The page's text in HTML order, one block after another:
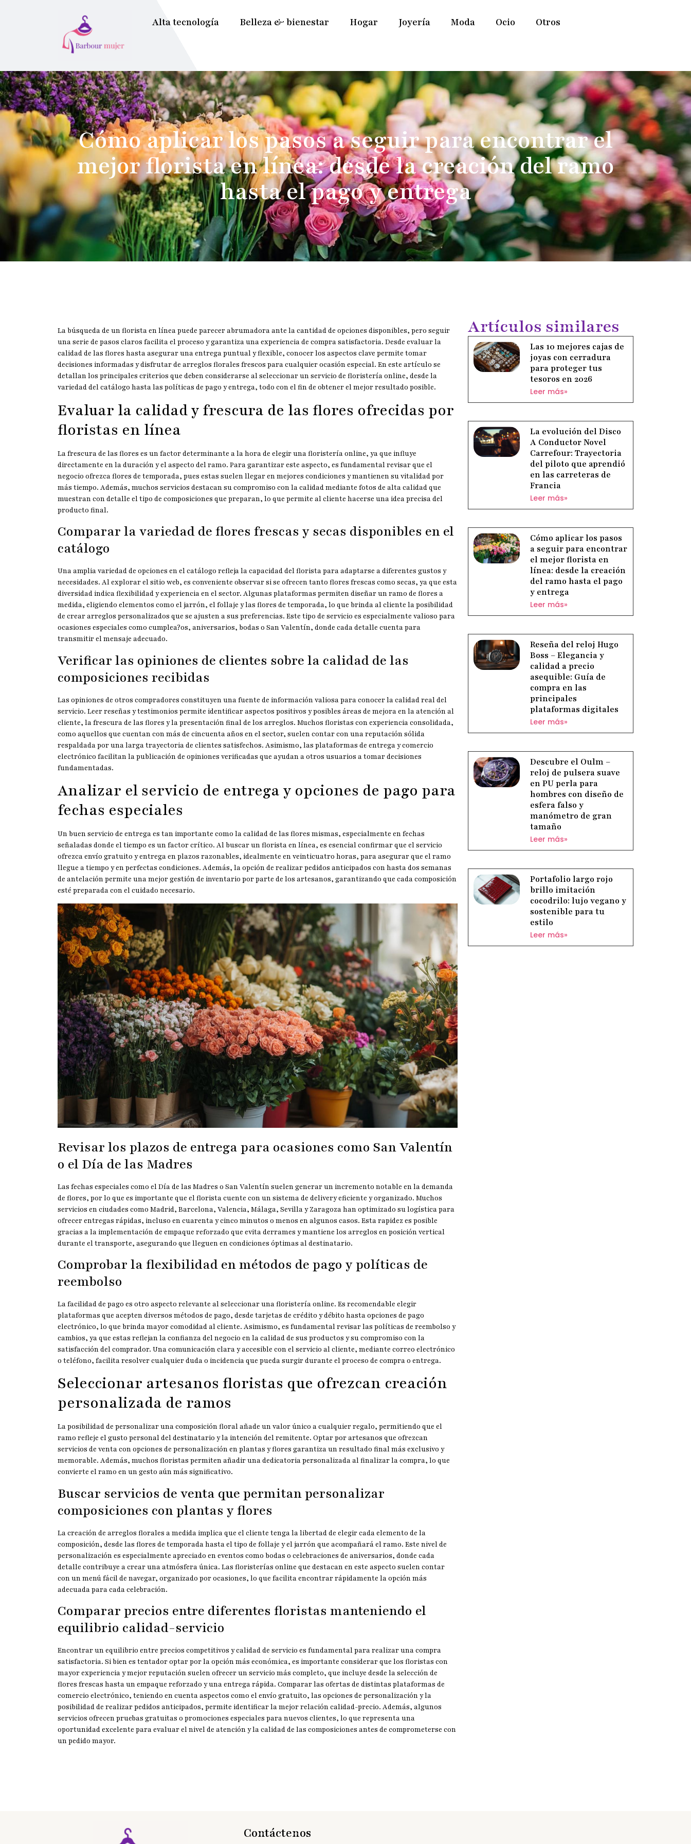
Alta tecnología Belleza & bienestar Hogar Joyería Moda Ocio Otros
Cómo aplicar los pasos a seguir para encontrar el
mejor florista en línea: desde la creación del ramo
hasta el pago y entrega
La búsqueda de un florista en línea puede parecer abrumadora ante la cantidad de opciones disponibles, pero seguir
una serie de pasos claros facilita el proceso y garantiza una experiencia de compra satisfactoria. Desde evaluar la
calidad de las flores hasta asegurar una entrega puntual y flexible, conocer los aspectos clave permite tomar
decisiones informadas y disfrutar de arreglos florales frescos para cualquier ocasión especial. En este artículo se
detallan los principales criterios que deben considerarse al seleccionar un servicio de floristería online, desde la
variedad del catálogo hasta las políticas de pago y entrega, todo con el fin de obtener el mejor resultado posible.
Evaluar la calidad y frescura de las flores ofrecidas por
floristas en línea
La frescura de las flores es un factor determinante a la hora de elegir una floristería online, ya que influye
directamente en la duración y el aspecto del ramo. Para garantizar este aspecto, es fundamental revisar que el
negocio ofrezca flores de temporada, pues estas suelen llegar en mejores condiciones y mantienen su vitalidad por
más tiempo. Además, muchos servicios destacan su compromiso con la calidad mediante fotos de alta calidad que
muestran con detalle el tipo de composiciones que preparan, lo que permite al cliente hacerse una idea precisa del
producto final.
Comparar la variedad de flores frescas y secas disponibles en el
catálogo
Una amplia variedad de opciones en el catálogo refleja la capacidad del florista para adaptarse a diferentes gustos y
necesidades. Al explorar el sitio web, es conveniente observar si se ofrecen tanto flores frescas como secas, ya que esta
diversidad indica flexibilidad y experiencia en el sector. Algunas plataformas permiten diseñar un ramo de flores a
medida, eligiendo elementos como el jarrón, el follaje y las flores de temporada, lo que brinda al cliente la posibilidad
de crear arreglos personalizados que se ajusten a sus preferencias. Este tipo de servicio es especialmente valioso para
ocasiones especiales como cumplea?os, aniversarios, bodas o San Valentín, donde cada detalle cuenta para
transmitir el mensaje adecuado.
Verificar las opiniones de clientes sobre la calidad de las
composiciones recibidas
Las opiniones de otros compradores constituyen una fuente de información valiosa para conocer la calidad real del
servicio. Leer reseñas y testimonios permite identificar aspectos positivos y posibles áreas de mejora en la atención al
cliente, la frescura de las flores y la presentación final de los arreglos. Muchos floristas con experiencia consolidada,
como aquellos que cuentan con más de cincuenta años en el sector, suelen contar con una reputación sólida
respaldada por una larga trayectoria de clientes satisfechos. Asimismo, las plataformas de entrega y comercio
electrónico facilitan la publicación de opiniones verificadas que ayudan a otros usuarios a tomar decisiones
fundamentadas.
Analizar el servicio de entrega y opciones de pago para
fechas especiales
Un buen servicio de entrega es tan importante como la calidad de las flores mismas, especialmente en fechas
señaladas donde el tiempo es un factor crítico. Al buscar un florista en línea, es esencial confirmar que el servicio
ofrezca envío gratuito y entrega en plazos razonables, idealmente en veinticuatro horas, para asegurar que el ramo
llegue a tiempo y en perfectas condiciones. Además, la opción de realizar pedidos anticipados con hasta dos semanas
de antelación permite una mejor gestión de inventario por parte de los artesanos, garantizando que cada composición
esté preparada con el cuidado necesario.
Revisar los plazos de entrega para ocasiones como San Valentín
o el Día de las Madres
Las fechas especiales como el Día de las Madres o San Valentín suelen generar un incremento notable en la demanda
de flores, por lo que es importante que el florista cuente con un sistema de delivery eficiente y organizado. Muchos
servicios en ciudades como Madrid, Barcelona, Valencia, Málaga, Sevilla y Zaragoza han optimizado su logística para
ofrecer entregas rápidas, incluso en cuarenta y cinco minutos o menos en algunos casos. Esta rapidez es posible
gracias a la implementación de empaque reforzado que evita derrames y mantiene los arreglos en posición vertical
durante el transporte, asegurando que lleguen en condiciones óptimas al destinatario.
Comprobar la flexibilidad en métodos de pago y políticas de
reembolso
La facilidad de pago es otro aspecto relevante al seleccionar una floristería online. Es recomendable elegir
plataformas que acepten diversos métodos de pago, desde tarjetas de crédito y débito hasta opciones de pago
electrónico, lo que brinda mayor comodidad al cliente. Asimismo, es fundamental revisar las políticas de reembolso y
cambios, ya que estas reflejan la confianza del negocio en la calidad de sus productos y su compromiso con la
satisfacción del comprador. Una comunicación clara y accesible con el servicio al cliente, mediante correo electrónico
o teléfono, facilita resolver cualquier duda o incidencia que pueda surgir durante el proceso de compra o entrega.
Seleccionar artesanos floristas que ofrezcan creación
personalizada de ramos
La posibilidad de personalizar una composición floral añade un valor único a cualquier regalo, permitiendo que el
ramo refleje el gusto personal del destinatario y la intención del remitente. Optar por artesanos que ofrezcan
servicios de venta con opciones de personalización en plantas y flores garantiza un resultado final más exclusivo y
memorable. Además, muchos floristas permiten añadir una dedicatoria personalizada al finalizar la compra, lo que
convierte el ramo en un gesto aún más significativo.
Buscar servicios de venta que permitan personalizar
composiciones con plantas y flores
La creación de arreglos florales a medida implica que el cliente tenga la libertad de elegir cada elemento de la
composición, desde las flores de temporada hasta el tipo de follaje y el jarrón que acompañará el ramo. Este nivel de
personalización es especialmente apreciado en eventos como bodas o celebraciones de aniversarios, donde cada
detalle contribuye a crear una atmósfera única. Las floristerías online que destacan en este aspecto suelen contar
con un menú fácil de navegar, organizado por ocasiones, lo que facilita encontrar rápidamente la opción más
adecuada para cada celebración.
Comparar precios entre diferentes floristas manteniendo el
equilibrio calidad-servicio
Encontrar un equilibrio entre precios competitivos y calidad de servicio es fundamental para realizar una compra
satisfactoria. Si bien es tentador optar por la opción más económica, es importante considerar que los floristas con
mayor experiencia y mejor reputación suelen ofrecer un servicio más completo, que incluye desde la selección de
flores frescas hasta un empaque reforzado y una entrega rápida. Comparar las ofertas de distintas plataformas de
comercio electrónico, teniendo en cuenta aspectos como el envío gratuito, las opciones de personalización y la
posibilidad de realizar pedidos anticipados, permite identificar la mejor relación calidad-precio. Además, algunos
servicios ofrecen pruebas gratuitas o promociones especiales para nuevos clientes, lo que representa una
oportunidad excelente para evaluar el nivel de atención y la calidad de las composiciones antes de comprometerse con
un pedido mayor.
Artículos similares
Las 10 mejores cajas de
joyas con cerradura
para proteger tus
tesoros en 2026
Leer más»
La evolución del Disco
A Conductor Novel
Carrefour: Trayectoria
del piloto que aprendió
en las carreteras de
Francia
Leer más»
Cómo aplicar los pasos
a seguir para encontrar
el mejor florista en
línea: desde la creación
del ramo hasta el pago
y entrega
Leer más»
Reseña del reloj Hugo
Boss – Elegancia y
calidad a precio
asequible: Guía de
compra en las
principales
plataformas digitales
Leer más»
Descubre el Oulm –
reloj de pulsera suave
en PU perla para
hombres con diseño de
esfera falso y
manómetro de gran
tamaño
Leer más»
Portafolio largo rojo
brillo imitación
cocodrilo: lujo vegano y
sostenible para tu
estilo
Leer más»
Contáctenos